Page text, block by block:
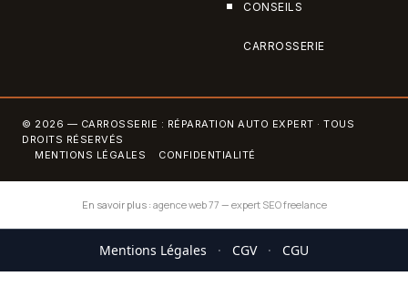
CONSEILS
CARROSSERIE
© 2026 — CARROSSERIE : RÉPARATION AUTO EXPERT · TOUS
DROITS RÉSERVÉS
MENTIONS LÉGALES
CONFIDENTIALITÉ
En savoir plus : agence web 77 — expert SEO freelance
Mentions Légales · CGV · CGU